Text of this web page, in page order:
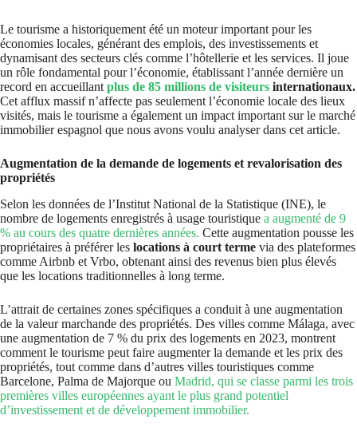
Le tourisme a historiquement été un moteur important pour les
économies locales, générant des emplois, des investissements et
dynamisant des secteurs clés comme l’hôtellerie et les services. Il joue
un rôle fondamental pour l’économie, établissant l’année dernière un
record en accueillant plus de 85 millions de visiteurs internationaux.
Cet afflux massif n’affecte pas seulement l’économie locale des lieux
visités, mais le tourisme a également un impact important sur le marché
immobilier espagnol que nous avons voulu analyser dans cet article.
Augmentation de la demande de logements et revalorisation des
propriétés
Selon les données de l’Institut National de la Statistique (INE), le
nombre de logements enregistrés à usage touristique a augmenté de 9
% au cours des quatre dernières années. Cette augmentation pousse les
propriétaires à préférer les locations à court terme via des plateformes
comme Airbnb et Vrbo, obtenant ainsi des revenus bien plus élevés
que les locations traditionnelles à long terme.
L’attrait de certaines zones spécifiques a conduit à une augmentation
de la valeur marchande des propriétés. Des villes comme Málaga, avec
une augmentation de 7 % du prix des logements en 2023, montrent
comment le tourisme peut faire augmenter la demande et les prix des
propriétés, tout comme dans d’autres villes touristiques comme
Barcelone, Palma de Majorque ou Madrid, qui se classe parmi les trois
premières villes européennes ayant le plus grand potentiel
d’investissement et de développement immobilier.